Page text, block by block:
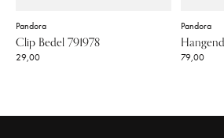
Pandora
Clip Bedel 791978
29,00
Pandora
79,00